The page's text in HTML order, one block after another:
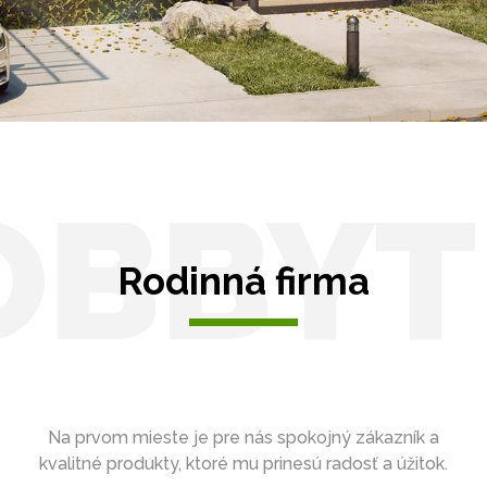
Zasklenie
Rodinná firma
Na prvom mieste je pre nás spokojný zákazník a
kvalitné produkty, ktoré mu prinesú radosť a úžitok.